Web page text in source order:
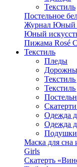
Текстиль
Постельное
Журнал Юный
Юный
Пижама Rosé
Текстиль
Пледы
Одежда
Одежда
Подушки
Маска для сна
Girls
Скатерть